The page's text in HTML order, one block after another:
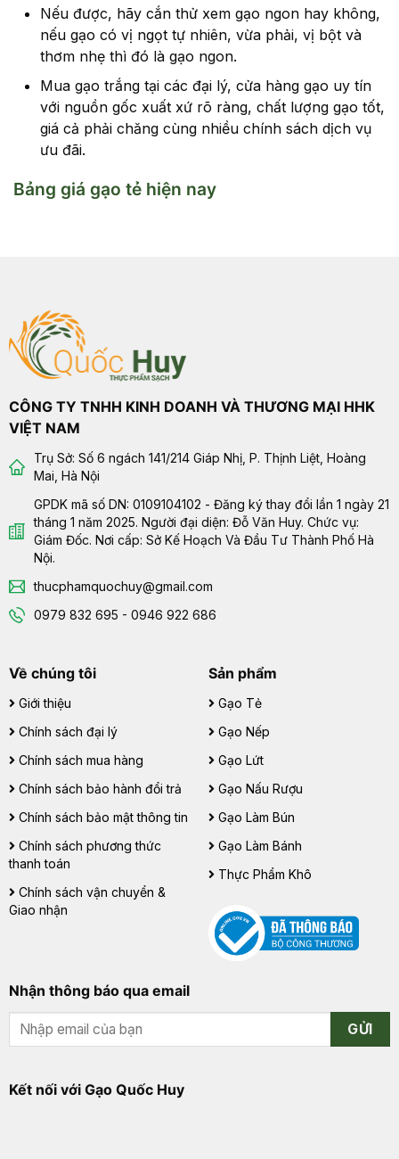
Nếu được, hãy cắn thử xem gạo ngon hay không,
nếu gạo có vị ngọt tự nhiên, vừa phải, vị bột và
thơm nhẹ thì đó là gạo ngon.
Mua gạo trắng tại các đại lý, cửa hàng gạo uy tín
với nguồn gốc xuất xứ rõ ràng, chất lượng gạo tốt,
giá cả phải chăng cùng nhiều chính sách dịch vụ
ưu đãi.
Bảng giá gạo tẻ hiện nay
CÔNG TY TNHH KINH DOANH VÀ THƯƠNG MẠI HHK
VIỆT NAM
Trụ Sở: Số 6 ngách 141/214 Giáp Nhị, P. Thịnh Liệt, Hoàng
Mai, Hà Nội
GPDK mã số DN: 0109104102 - Đăng ký thay đổi lần 1 ngày 21
tháng 1 năm 2025. Người đại diện: Đỗ Văn Huy. Chức vụ:
Giám Đốc. Nơi cấp: Sở Kế Hoạch Và Đầu Tư Thành Phố Hà
Nội.
thucphamquochuy@gmail.com
0979 832 695 - 0946 922 686
Về chúng tôi
Giới thiệu
Chính sách đại lý
Chính sách mua hàng
Chính sách bảo hành đổi trả
Chính sách bảo mật thông tin
Chính sách phương thức
thanh toán
Chính sách vận chuyển &
Giao nhận
Sản phẩm
Gạo Tẻ
Gạo Nếp
Gạo Lứt
Gạo Nấu Rượu
Gạo Làm Bún
Gạo Làm Bánh
Thực Phẩm Khô
Nhận thông báo qua email
GỬI
Kết nối với Gạo Quốc Huy